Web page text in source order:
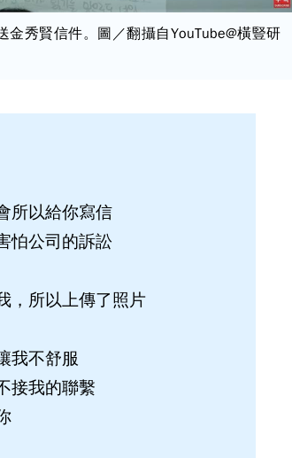
秀賢信件。圖／翻攝自YouTube@橫豎研
所以給你寫信
怕公司的訴訟
，所以上傳了照片
我不舒服
接我的聯繫